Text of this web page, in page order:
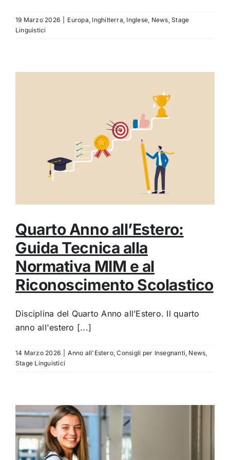
19 Marzo 2026 Europa Inghilterra Inglese News ,Stage
Linguistici
Quarto Anno all’Estero:
Guida Tecnica alla
Normativa MIM e al
Riconoscimento Scolastico
Disciplina del Quarto Anno all’Estero. Il quarto
anno all'estero [...]
14 Marzo 2026 Anno all'Estero,Consigli per Insegnanti, News,
Stage Linguistici